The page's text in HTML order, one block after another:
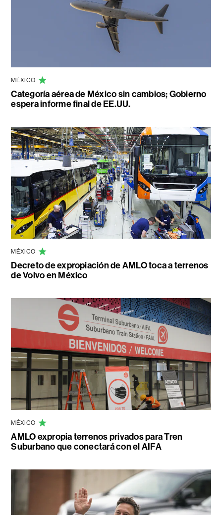
MÉXICO
Categoría aérea de México sin cambios; Gobierno
espera informe final de EE.UU.
MÉXICO
Decreto de expropiación de AMLO toca a terrenos
de Volvo en México
MÉXICO
AMLO expropia terrenos privados para Tren
Suburbano que conectará con el AIFA